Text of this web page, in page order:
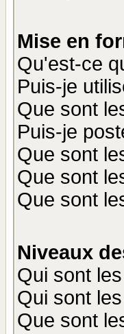
Mise en
Qu'est-ce
Puis-je
Que sont
Puis-je
Que sont
Que sont
Que sont
Niveaux
Qui sont
Qui sont
Que sont